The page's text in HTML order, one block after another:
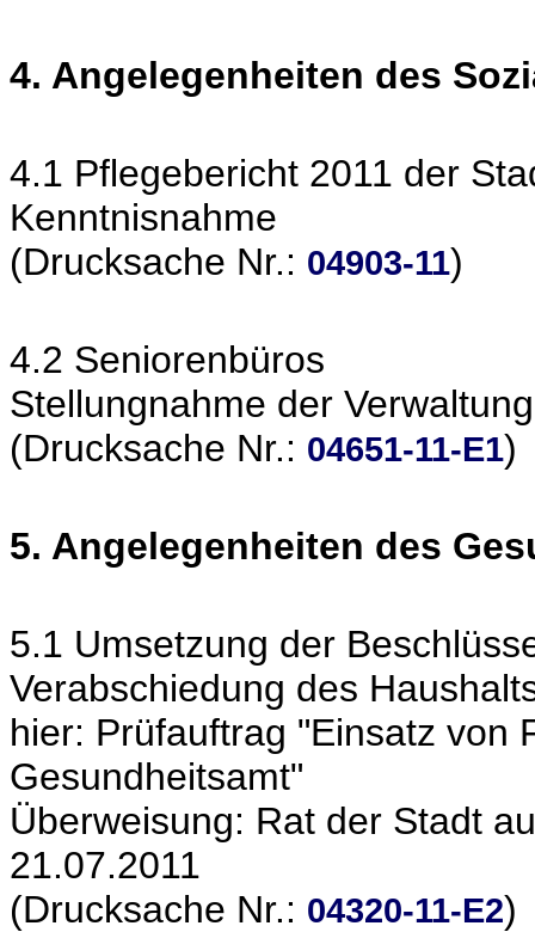
4. Angelegenheiten des
4.1 Pflegebericht 2011 der
Kenntnisnahme
(Drucksache Nr.: 04903-11)
4.2 Seniorenbüros
Stellungnahme der Verwaltung
(Drucksache Nr.: 04651-11-E1)
5. Angelegenheiten des
5.1 Umsetzung der
Verabschiedung des
hier: Prüfauftrag "Einsatz von
Gesundheitsamt"
Überweisung: Rat der Stadt
21.07.2011
(Drucksache Nr.: 04320-11-E2)